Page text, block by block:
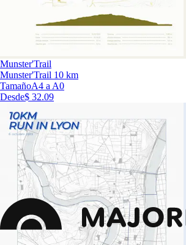
Munster'Trail
Munster'Trail 10 km
TamañoA4 a A0
Desde$ 32.09